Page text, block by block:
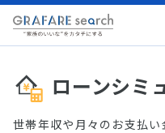
ローンシミ
世帯年収や月々のお支払い